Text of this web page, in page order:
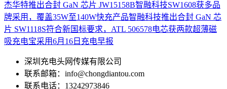
杰华特推出合封 GaN 芯片 JW15158B智融科技SW1608获多品
牌采用，覆盖35W至140W快充产品智融科技推出合封 GaN 芯
片 SW1118S符合新国标要求，ATL 506578电芯获两款超薄磁
吸充电宝采用6月16日充电早报
深圳充电头网传媒有限公司
联系邮箱：info@chongdiantou.com
联系电话：13242973846